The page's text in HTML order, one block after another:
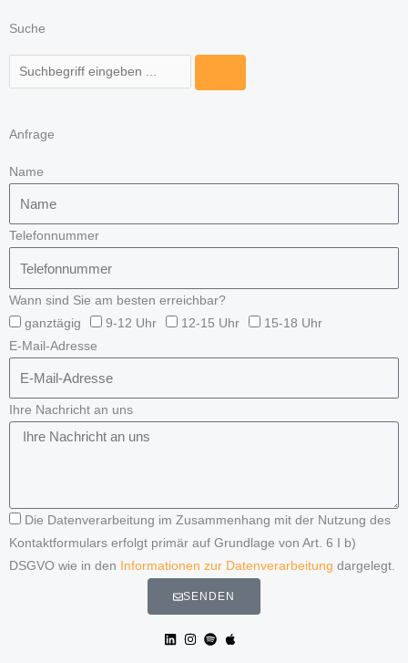
Suche
Suche
Anfrage
Name
Telefonnummer
Wann sind Sie am besten erreichbar?
ganztägig
9-12 Uhr 12-15 Uhr
15-18 Uhr
E-Mail-Adresse
Ihre Nachricht an uns
Die Datenverarbeitung im Zusammenhang mit der Nutzung des
Kontaktformulars erfolgt primär auf Grundlage von Art. 6 I b)
DSGVO wie in den
Informationen zur Datenverarbeitung dargelegt.
SENDEN